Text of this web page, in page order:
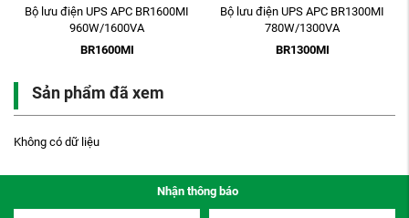
Bộ lưu điện UPS APC BR1600MI
960W/1600VA
BR1600MI
Bộ lưu điện UPS APC BR1300MI
780W/1300VA
BR1300MI
Sản phẩm đã xem
Không có dữ liệu
Nhận thông báo